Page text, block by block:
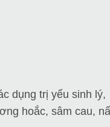
dụng trị yếu sinh lý,
hoắc, sâm cau,